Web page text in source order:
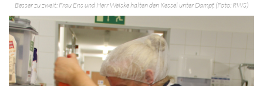
Besser zu zweit: Frau Ens und Herr Weiske halten den Kessel unter Dampf. (Foto: RWS)